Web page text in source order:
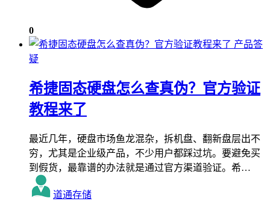
0
产品答
疑
希捷固态硬盘怎么查真伪？官方验证
教程来了
最近几年，硬盘市场鱼龙混杂，拆机盘、翻新盘层出不
穷，尤其是企业级产品，不少用户都踩过坑。要避免买
到假货，最靠谱的办法就是通过官方渠道验证。希…
道通存储